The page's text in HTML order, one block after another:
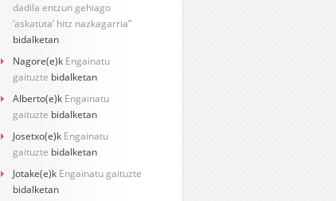
dadila entzun gehiago
‘askatuta’ hitz nazkagarria”
bidalketan
Nagore(e)k Engainatu
gaituzte bidalketan
Alberto(e)k Engainatu
gaituzte bidalketan
Josetxo(e)k Engainatu
gaituzte bidalketan
Jotake(e)k Engainatu gaituzte
bidalketan